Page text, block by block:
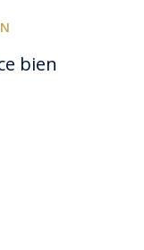
bien